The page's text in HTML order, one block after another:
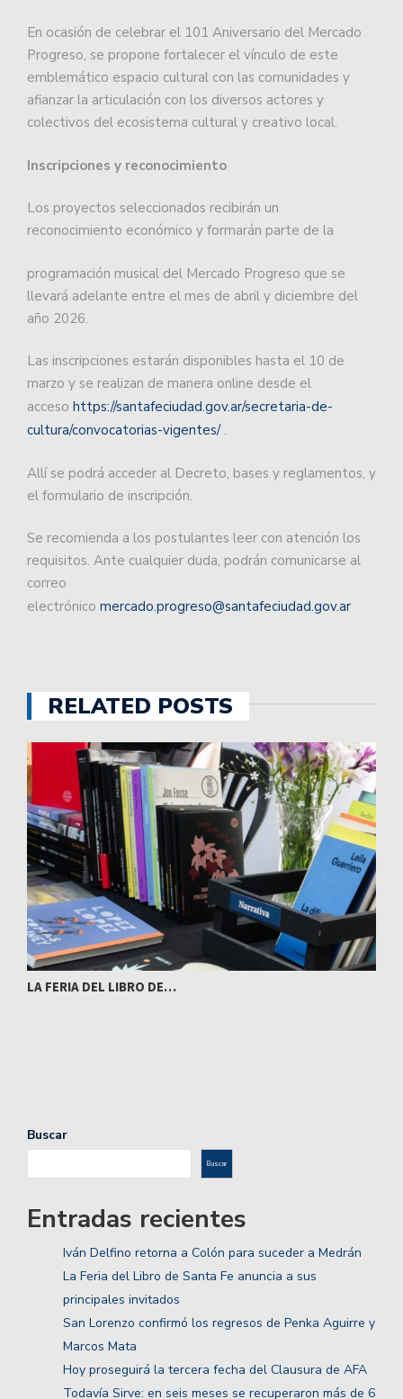
En ocasión de celebrar el 101 Aniversario del Mercado
Progreso, se propone fortalecer el vínculo de este
emblemático espacio cultural con las comunidades y
afianzar la articulación con los diversos actores y
colectivos del ecosistema cultural y creativo local.
Inscripciones y reconocimiento
Los proyectos seleccionados recibirán un
reconocimiento económico y formarán parte de la
programación musical del Mercado Progreso que se
llevará adelante entre el mes de abril y diciembre del
año 2026.
Las inscripciones estarán disponibles hasta el 10 de
marzo y se realizan de manera online desde el
acceso https://santafeciudad.gov.ar/secretaria-de-
cultura/convocatorias-vigentes/.
Allí se podrá acceder al Decreto, bases y reglamentos, y
el formulario de inscripción.
Se recomienda a los postulantes leer con atención los
requisitos. Ante cualquier duda, podrán comunicarse al
correo
electrónico mercado.progreso@santafeciudad.gov.ar
RELATED POSTS
LA FERIA DEL LIBRO DE…
Buscar
Buscar
Entradas recientes
Iván Delfino retorna a Colón para suceder a Medrán
La Feria del Libro de Santa Fe anuncia a sus
principales invitados
San Lorenzo confirmó los regresos de Penka Aguirre y
Marcos Mata
Hoy proseguirá la tercera fecha del Clausura de AFA
Todavía Sirve: en seis meses se recuperaron más de 6